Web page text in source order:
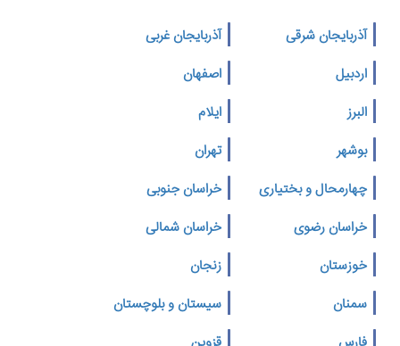
آذربایجان شرقی
آذربایجان غربی
اردبیل
اصفهان
البرز
ایلام
بوشهر
تهران
چهارمحال و بختیاری
خراسان جنوبی
خراسان رضوی
خراسان شمالی
خوزستان
زنجان
سمنان
سیستان و بلوچستان